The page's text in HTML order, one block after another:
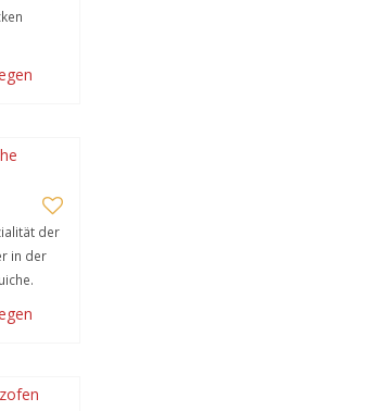
der
in der